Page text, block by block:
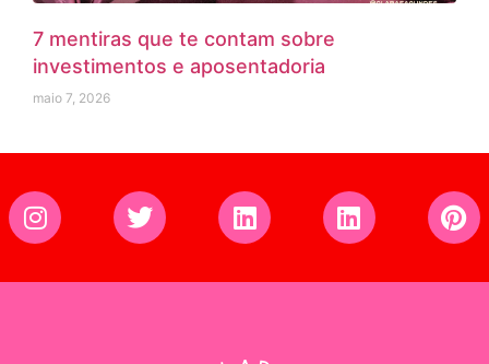
7 mentiras que te contam sobre
investimentos e aposentadoria
maio 7, 2026